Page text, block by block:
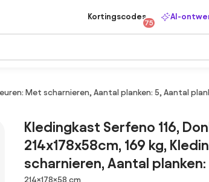
Kortingscodes
75
AI-
Met scharnieren, Aantal planken: 5, Aantal
Kledingkast Serfeno 116,
214x178x58cm, 169 kg,
scharnieren, Aantal planken:
Afmetingen
214×178×58 cm